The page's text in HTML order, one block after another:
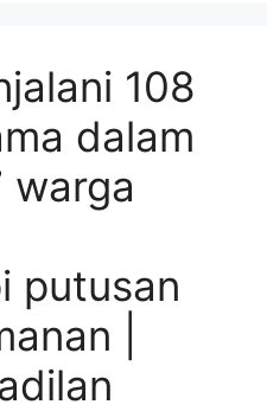
108
dalam
warga
putusan
|